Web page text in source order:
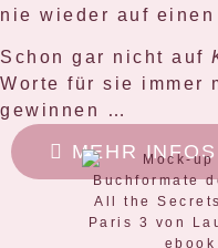
nie wieder auf
Schon gar nicht auf
Worte für sie immer
gewinnen …
MEHR